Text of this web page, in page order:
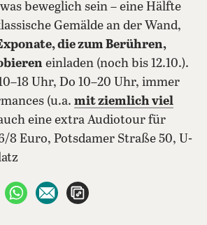
beweglich sein – eine Hälfte
Gemälde an der Wand,
die zum Berühren,
einladen (noch bis 12.10.).
Uhr, Do 10–20 Uhr, immer
(u.a. mit ziemlich viel
eine extra Audiotour für
8 Euro, Potsdamer Straße 50, U-
teilen
auf X teilenper WhatsApp teilen
per E-Mail teilen